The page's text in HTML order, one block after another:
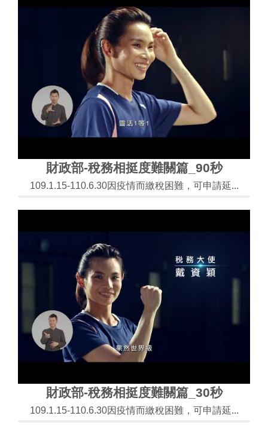
財政部-稅務相挺度難關篇_90秒
109.1.15-110.6.30因疫情而繳稅困難，可申請延...
財政部-稅務相挺度難關篇_30秒
109.1.15-110.6.30因疫情而繳稅困難，可申請延...